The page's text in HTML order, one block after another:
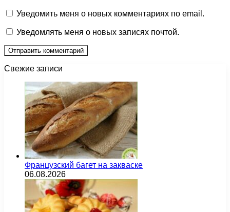
Уведомить меня о новых комментариях по email.
Уведомлять меня о новых записях почтой.
Свежие записи
Французский багет на закваске
06.08.2026